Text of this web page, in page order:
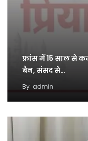
फ्रांस में 15 साल से
बैन, संसद से…
By admin